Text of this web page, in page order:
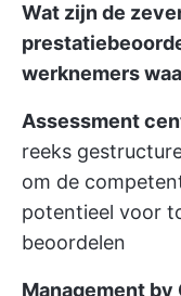
Wat zijn de
werknemers
Assessment
reeks
om de
potentieel voor
beoordelen
Management by